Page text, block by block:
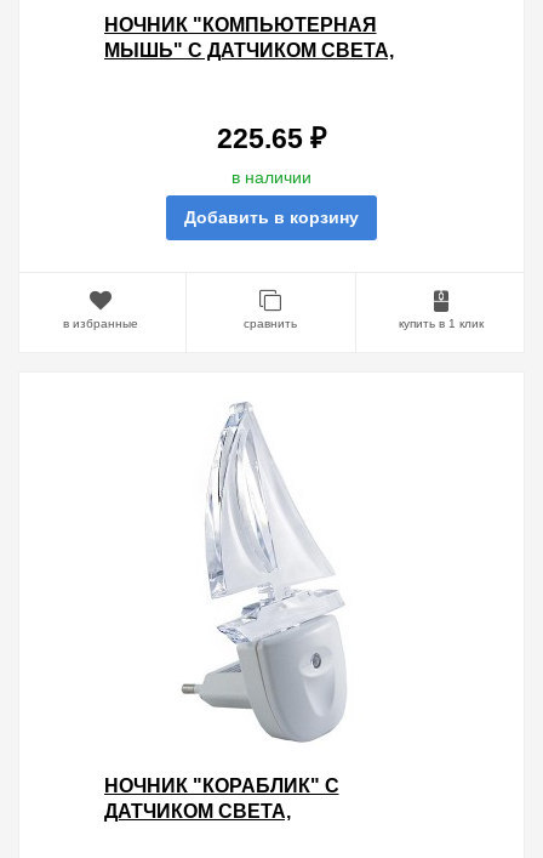
НОЧНИК "КОМПЬЮТЕРНАЯ
МЫШЬ" С ДАТЧИКОМ СВЕТА,
225.65 ₽
в наличии
Добавить в корзину
в избранные сравнить купить в 1 клик
НОЧНИК "КОРАБЛИК" С
ДАТЧИКОМ СВЕТА,